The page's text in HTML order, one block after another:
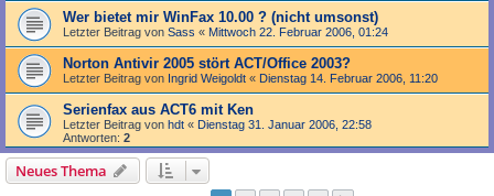
Wer bietet mir WinFax 10.00 ? (nicht umsonst)
Letzter Beitrag von Sass « Mittwoch 22. Februar 2006, 01:24
Norton Antivir 2005 stört ACT/Office 2003?
Letzter Beitrag von Ingrid Weigoldt « Dienstag 14. Februar 2006, 11:20
Serienfax aus ACT6 mit Ken
Letzter Beitrag von hdt « Dienstag 31. Januar 2006, 22:58
Antworten: 2
Neues Thema